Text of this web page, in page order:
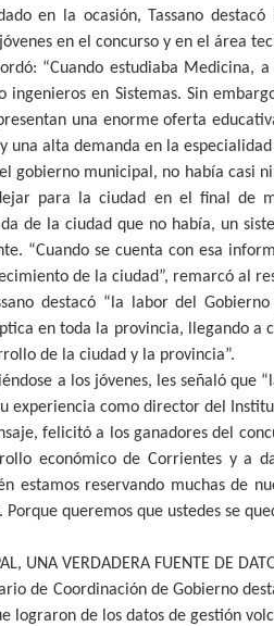
en la ocasión, Tassano
en el concurso y en el área
“Cuando estudiaba Medicina,
ingenieros en Sistemas. Sin
una enorme oferta
una alta demanda en la especialidad
gobierno municipal, no había casi
para la ciudad en el final de
de la ciudad que no había, un
“Cuando se cuenta con esa
de la ciudad”, remarcó al
destacó “la labor del
en toda la provincia, llegando a
de la ciudad y la provincia”.
a los jóvenes, les señaló que
experiencia como director del
felicitó a los ganadores del
económico de Corrientes y a
estamos reservando muchas de
Porque queremos que ustedes se
UNA VERDADERA FUENTE DE
de Coordinación de Gobierno
lograron de los datos de gestión